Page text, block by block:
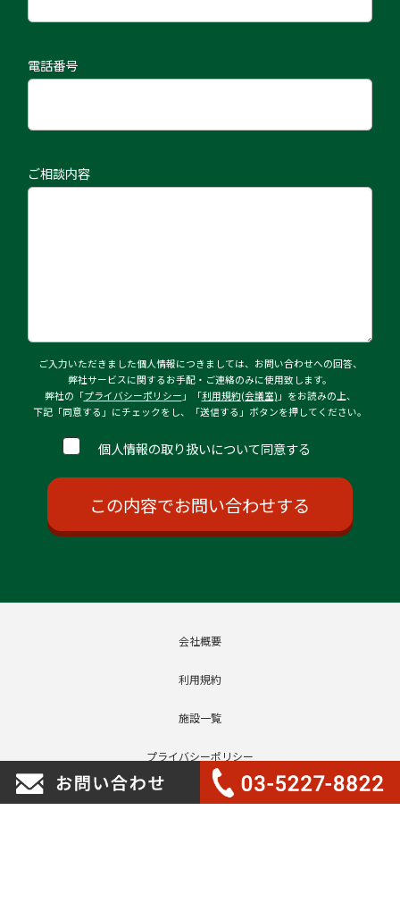
電話番号
ご相談内容
ご入力いただきました個人情報につきましては、お問い合わせへの回答、
弊社サービスに関するお手配・ご連絡のみに使用致します。
弊社の「プライバシーポリシー 」「利用規約(会議室) 」をお読みの上、
下記「同意する」にチェックをし、「送信する」ボタンを押してください。
個人情報の取り扱いについて同意する
会社概要
利用規約
施設一覧
プライバシーポリシー
特定個人情報取扱基本方針